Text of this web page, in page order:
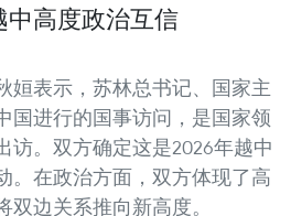
中高度政治互信
姮表示，苏林总书记、国家主
国进行的国事访问，是国家领
访。双方确定这是2026年越中
。在政治方面，双方体现了高
边关系推向新高度。